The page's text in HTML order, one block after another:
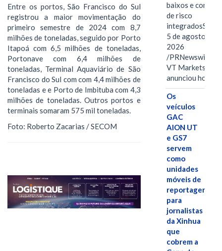
Entre os portos, São Francisco do Sul
registrou a maior movimentação do
primeiro semestre de 2024 com 8,7
milhões de toneladas, seguido por Porto
Itapoá com 6,5 milhões de toneladas,
Portonave com 6,4 milhões de
toneladas, Terminal Aquaviário de São
Francisco do Sul com com 4,4 milhões de
toneladas e e Porto de Imbituba com 4,3
milhões de toneladas. Outros portos e
terminais somaram 575 mil toneladas.
Foto: Roberto Zacarias / SECOM
baixos e
de risco
5 de agosto de
2026
/PRNewswire/
VT Markets
anunciou hoje
Os
veículos
GAC
AION UT
e GS7
servem
como
unidades
móveis de
reportagem
para
jornalistas
da Xinhua
que
cobrem a